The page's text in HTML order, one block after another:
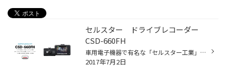
セルスター ドライブレコーダー
CSD-660FH
車用電子機器で有名な「セルスター工業」の高性能ドライブレコーダー「CSD-660FH」のご紹介です。 200万画素でしっかりと、そしてはっきりと記録してくれます。 また、SDカードのメンテナンスが不要なのも人気の一つです。 GPSはついていませんので、基本性能重視の方にお勧めです。 こちらの商品は...
2017年7月2日